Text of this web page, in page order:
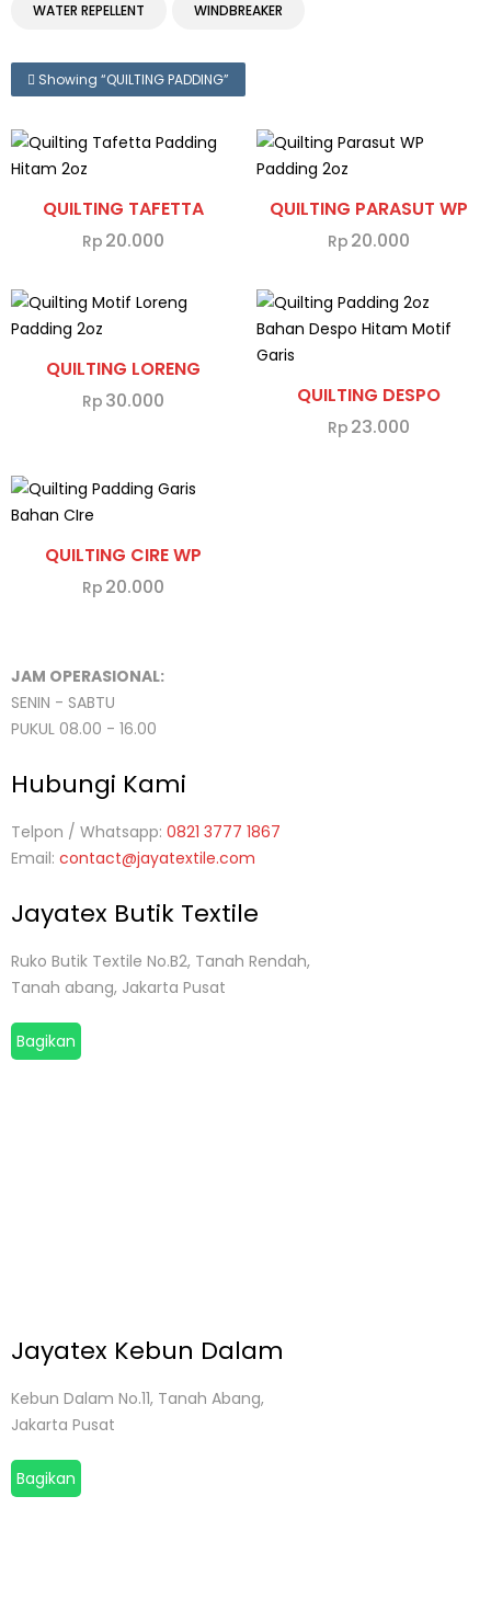
WATER REPELLENT WINDBREAKER
Showing “QUILTING PADDING”
QUILTING TAFETTA
Rp 20.000
QUILTING PARASUT WP
Rp 20.000
QUILTING LORENG
Rp 30.000 QUILTING DESPO
Rp 23.000
QUILTING CIRE WP
Rp 20.000
JAM OPERASIONAL:
SENIN - SABTU
PUKUL 08.00 - 16.00
Hubungi Kami
Telpon / Whatsapp: 0821 3777 1867
Email: contact@jayatextile.com
Jayatex Butik Textile
Ruko Butik Textile No.B2, Tanah Rendah,
Tanah abang, Jakarta Pusat
Bagikan
Jayatex Kebun Dalam
Kebun Dalam No.11, Tanah Abang,
Jakarta Pusat
Bagikan